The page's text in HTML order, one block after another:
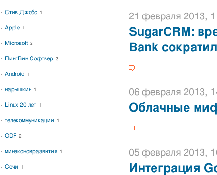
21 февраля 2013,
SugarCRM:
Bank
06 февраля 2013,
Облачные
05 февраля 2013,
Интеграция
Стив Джобс 1
Apple 1
Microsoft 2
ПингВин Софтвер 3
Android 1
нарышкин 1
Linux 20 лет 1
телекоммуникации 1
ODF 2
минэкономразвития 1
Сочи 1